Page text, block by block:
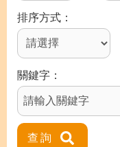
排序方式
關鍵字